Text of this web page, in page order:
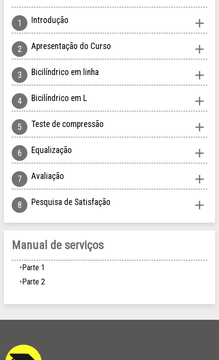
Introdução
Apresentação do Curso
Bicilíndrico em linha
Bicilíndrico em L
Teste de compressão
Equalização
Avaliação
Pesquisa de Satisfação
Manual de serviços
Parte 1
Parte 2